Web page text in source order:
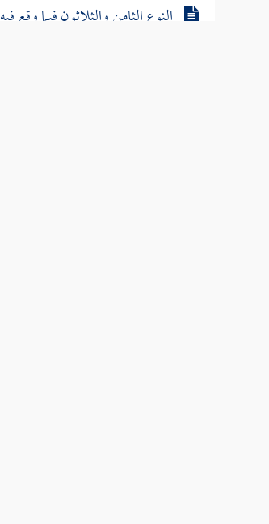
النوع الثامن والثلاثون فيما وقع فيه